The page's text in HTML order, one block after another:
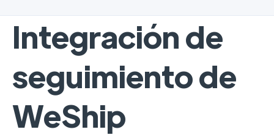
Integración de
seguimiento de
WeShip